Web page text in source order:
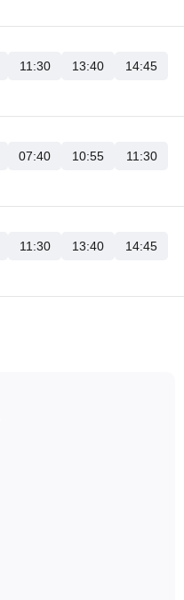
11:30 13:40
14:45
07:40 10:55
11:30
11:30 13:40
14:45